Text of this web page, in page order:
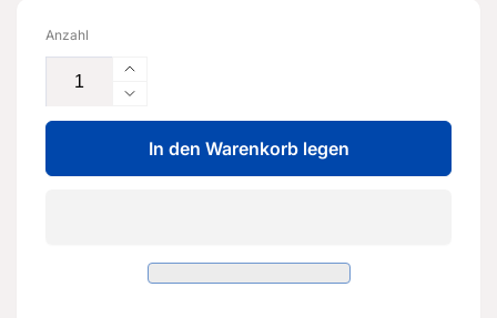
Anzahl
Erhöhe
die
Menge
für
Gelenkschutzhülle
5Q0
498
Verringere
die
Menge
für
5Q0
In den Warenkorb legen